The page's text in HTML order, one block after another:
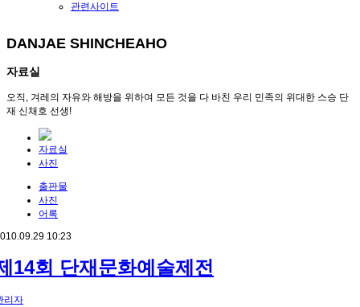
관련사이트
DANJAE SHINCHEAHO
자료실
오직, 겨레의 자유와 해방을 위하여 모든 것을 다 바친 우리 민족의 위대한 스승 단
재 신채호 선생!
자료실
사진
출판물
사진
어록
10:23
14회 단재문화예술제전
리자